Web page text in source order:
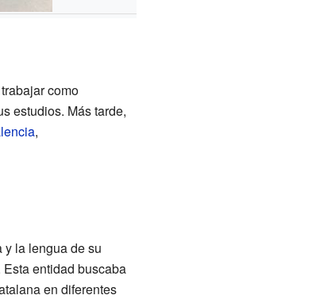
como
estudios. Más tarde,
,
y la lengua de su
entidad buscaba
en diferentes